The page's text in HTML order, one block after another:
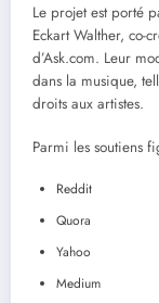
Le projet est porté
Eckart Walther, co-
d’Ask.com. Leur
dans la musique,
droits aux artistes.
Parmi les soutiens
Reddit
Quora
Yahoo
Medium